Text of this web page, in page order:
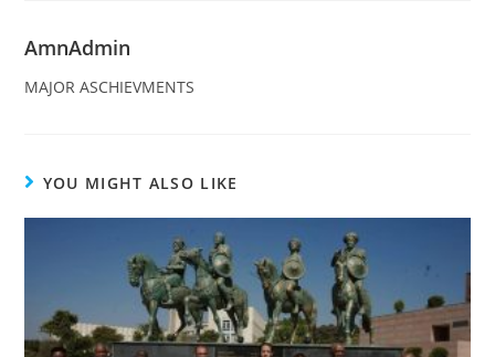
AmnAdmin
MAJOR ASCHIEVMENTS
YOU MIGHT ALSO LIKE